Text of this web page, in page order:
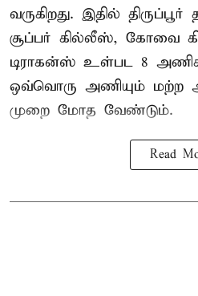
வருகிறது. இதில்
சூப்பர் கில்லீஸ், கோவை
டிராகன்ஸ் உள்பட 8
ஒவ்வொரு அணியும் மற்ற
முறை மோத வேண்டும்.
Read